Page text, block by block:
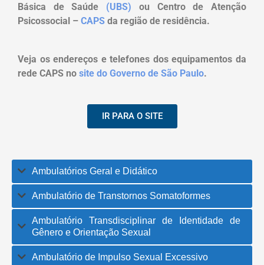
Básica de Saúde (UBS) ou Centro de Atenção
Psicossocial – CAPS da região de residência.
Veja os endereços e telefones dos equipamentos da
rede CAPS no site do Governo de São Paulo.
IR PARA O SITE
Ambulatórios Geral e Didático
Ambulatório de Transtornos Somatoformes
Ambulatório Transdisciplinar de Identidade de
Gênero e Orientação Sexual
Ambulatório de Impulso Sexual Excessivo